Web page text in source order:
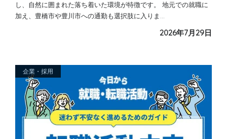
し、自然に囲まれた落ち着いた環境が特徴です。 地元での就職に
加え、豊橋市や豊川市への通勤も選択肢に入りま…
2026年7月29日
企業・採用